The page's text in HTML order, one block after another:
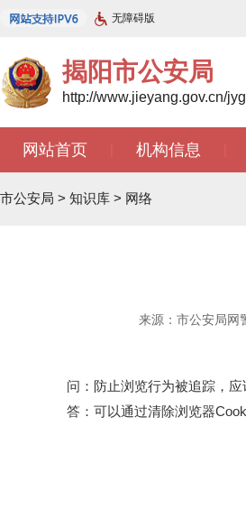
无障碍版
揭阳市公安局
http://www.jieyang.gov.cn/
网站首页 机构信息
市公安局 > 知识库 > 网络
来源：市公安局网
问：防止浏览行为被追踪，应
答：可以通过清除浏览器